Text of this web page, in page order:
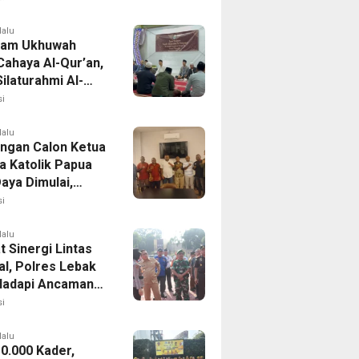
Ukhuwah
Al-Qur’an,
Al-
Bersiap
Calon Ketua
Katolik Papua
Dimulai,
II Siap Digelar
Sinergi Lintas
Polres Lebak
Ancaman
Hutan
Kader,